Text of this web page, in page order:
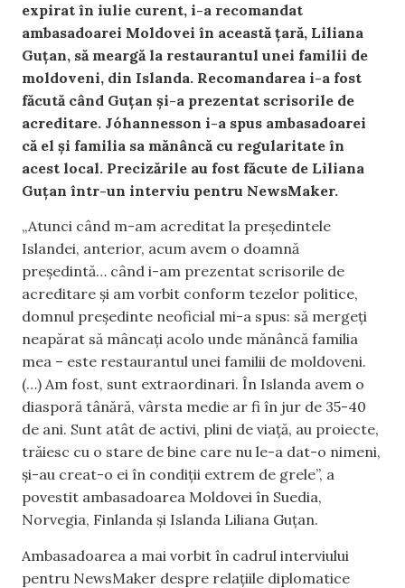
expirat în iulie curent, i-a recomandat
ambasadoarei Moldovei în această țară, Liliana
Guțan, să meargă la restaurantul unei familii de
moldoveni, din Islanda. Recomandarea i-a fost
făcută când Guțan și-a prezentat scrisorile de
acreditare. Jóhannesson i-a spus ambasadoarei
că el și familia sa mănâncă cu regularitate în
acest local. Precizările au fost făcute de Liliana
Guțan într-un interviu pentru NewsMaker.
„Atunci când m-am acreditat la președintele
Islandei, anterior, acum avem o doamnă
președintă… când i-am prezentat scrisorile de
acreditare și am vorbit conform tezelor politice,
domnul președinte neoficial mi-a spus: să mergeți
neapărat să mâncați acolo unde mănâncă familia
mea – este restaurantul unei familii de moldoveni.
(…) Am fost, sunt extraordinari. În Islanda avem o
diasporă tânără, vârsta medie ar fi în jur de 35-40
de ani. Sunt atât de activi, plini de viață, au proiecte,
trăiesc cu o stare de bine care nu le-a dat-o nimeni,
și-au creat-o ei în condiții extrem de grele”, a
povestit ambasadoarea Moldovei în Suedia,
Norvegia, Finlanda și Islanda Liliana Guțan.
Ambasadoarea a mai vorbit în cadrul interviului
pentru NewsMaker despre relațiile diplomatice